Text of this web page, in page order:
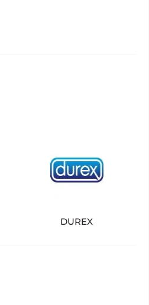
DUREX